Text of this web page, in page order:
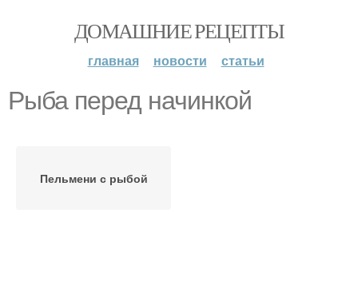
ДОМАШНИЕ РЕЦЕПТЫ
главная новости статьи
Рыба перед начинкой
Пельмени с рыбой